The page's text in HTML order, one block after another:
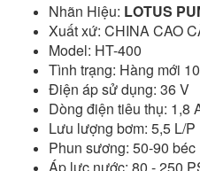
Nhãn Hiệu: LOTUS
Xuất xứ: CHINA CAO
Model: HT-400
Tình trạng: Hàng mới
Điện áp sử dụng: 36 V
Dòng điện tiêu thụ: 1,8
Lưu lượng bơm: 5,5 L/P
Phun sương: 50-90 béc